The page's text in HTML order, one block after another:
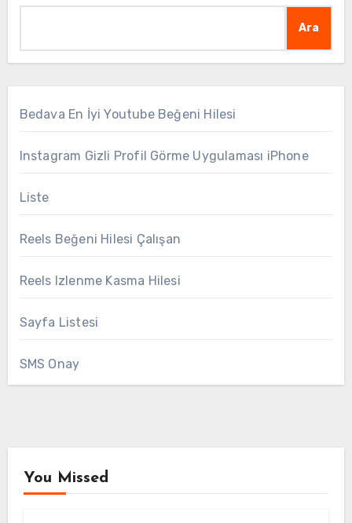
Ara
Bedava En İyi Youtube Beğeni Hilesi
Instagram Gizli Profil Görme Uygulaması iPhone
Liste
Reels Beğeni Hilesi Çalışan
Reels Izlenme Kasma Hilesi
Sayfa Listesi
SMS Onay
You Missed